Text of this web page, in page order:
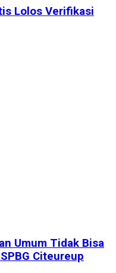
Lolos Verifikasi
Umum Tidak Bisa
Citeureup